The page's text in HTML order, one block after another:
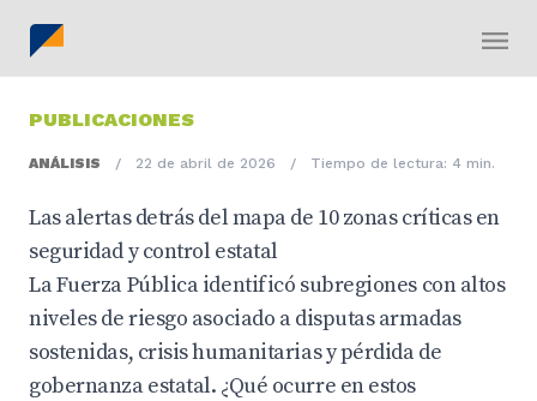
PUBLICACIONES
ANÁLISIS / 22 de abril de 2026 / Tiempo de lectura: 4 min.
Las alertas detrás del mapa de 10 zonas críticas en
seguridad y control estatal
La Fuerza Pública identificó subregiones con altos
niveles de riesgo asociado a disputas armadas
sostenidas, crisis humanitarias y pérdida de
gobernanza estatal. ¿Qué ocurre en estos